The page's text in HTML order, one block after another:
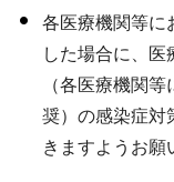
各医療機関等に
した場合に、
（各医療機関
奨）の感染症対
きますようお願